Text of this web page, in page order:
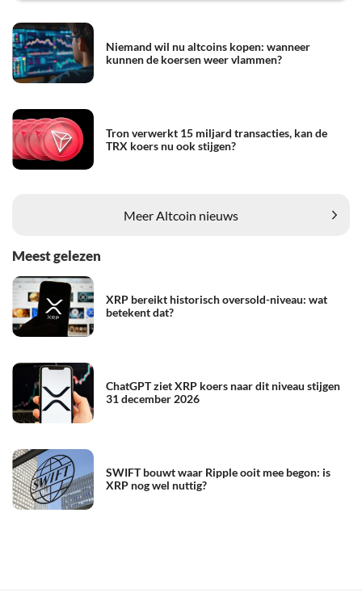
Niemand wil nu altcoins kopen: wanneer
kunnen de koersen weer vlammen?
Tron verwerkt 15 miljard transacties, kan de
TRX koers nu ook stijgen?
Meer Altcoin nieuws
Meest gelezen
XRP bereikt historisch oversold-niveau: wat
betekent dat?
ChatGPT ziet XRP koers naar dit niveau stijgen
31 december 2026
SWIFT bouwt waar Ripple ooit mee begon: is
XRP nog wel nuttig?